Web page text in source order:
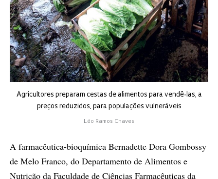
Agricultores preparam cestas de alimentos para vendê-las, a
preços reduzidos, para populações vulneráveis
Léo Ramos Chaves
A farmacêutica-bioquímica Bernadette Dora Gombossy
de Melo Franco, do Departamento de Alimentos e
Nutrição da Faculdade de Ciências Farmacêuticas da